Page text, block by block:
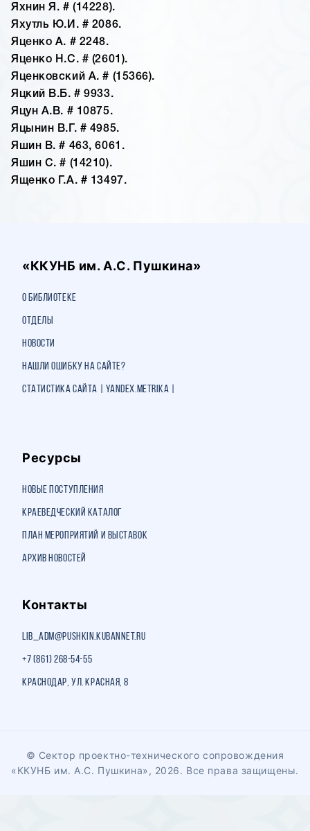
Яхнин Я. # (14228).
Яхутль Ю.И. # 2086.
Яценко А. # 2248.
Яценко Н.С. # (2601).
Яценковский А. # (15366).
Яцкий В.Б. # 9933.
Яцун А.В. # 10875.
Яцынин В.Г. # 4985.
Яшин В. # 463, 6061.
Яшин С. # (14210).
Ященко Г.А. # 13497.
«ККУНБ им. А.С. Пушкина»
О библиотеке
Отделы
Новости
Нашли ошибку на сайте?
Статистика сайта | Yandex.Metrika |
Ресурсы
Новые поступления
Краеведческий каталог
План мероприятий и выставок
Архив новостей
Контакты
lib_adm@pushkin.kubannet.ru
+7 (861) 268-54-55
Краснодар, ул. Красная, 8
© Сектор проектно-технического сопровождения
«ККУНБ им. А.С. Пушкина», 2026. Все права защищены.